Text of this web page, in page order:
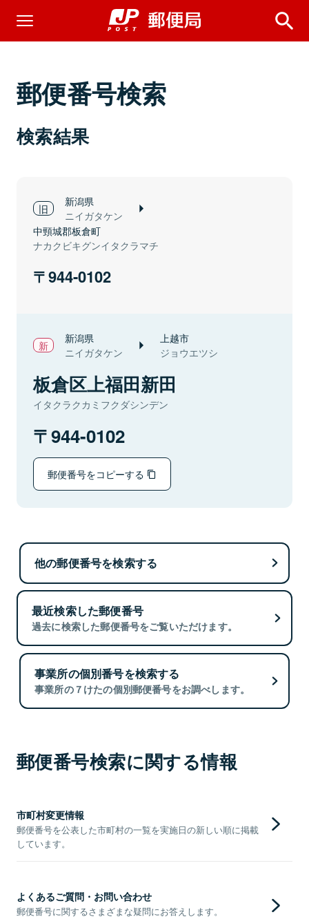
郵便番号検索
検索結果
新潟県
ニイガタケン
中頸城郡板倉町
ナカクビキグンイタクラマチ
944-0102
新潟県
ニイガタケン
上越市
ジョウエツシ
板倉区上福田新田
イタクラクカミフクダシンデン
944-0102
郵便番号をコピーする
他の郵便番号を検索する
最近検索した郵便番号
過去に検索した郵便番号をご覧いただけます。
事業所の個別番号を検索する
事業所の７けたの個別郵便番号をお調べします。
郵便番号検索に関する情報
市町村変更情報
郵便番号を公表した市町村の一覧を実施日の新しい順に掲載
しています。
よくあるご質問・お問い合わせ
郵便番号に関するさまざまな疑問にお答えします。